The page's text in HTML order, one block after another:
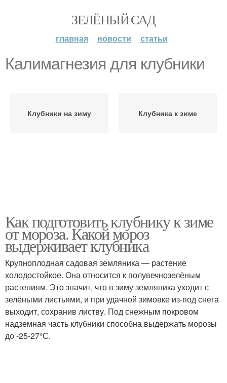
ЗЕЛЁНЫЙ САД
главная новости статьи
Калимагнезия для клубники
Клубники на зиму Клубника к зиме
Как подготовить клубнику к зиме
от мороза. Какой мороз
выдерживает клубника
Крупноплодная садовая земляника — растение
холодостойкое. Она относится к полувечнозелёным
растениям. Это значит, что в зиму земляника уходит с
зелёными листьями, и при удачной зимовке из-под снега
выходит, сохранив листву. Под снежным покровом
надземная часть клубники способна выдержать морозы
до -25-27°С.